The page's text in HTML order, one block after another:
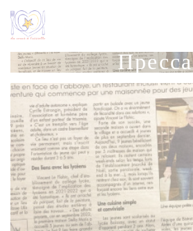
Панель управления cookies
Пресса